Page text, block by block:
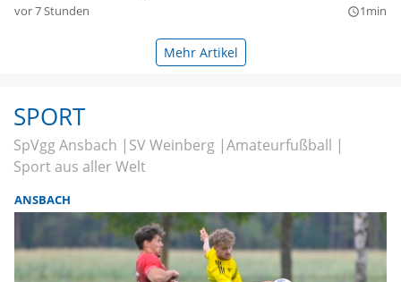
vor 7 Stunden query_builder1min
Mehr Artikel
SPORT
SpVgg Ansbach SV Weinberg Amateurfußball
Sport aus aller Welt
ANSBACH